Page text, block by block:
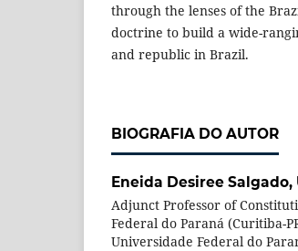
through the lenses of the
doctrine to build a wide-
and republic in Brazil.
BIOGRAFIA DO AUTOR
Eneida Desiree Salgado,
Adjunct Professor of
Federal do Paraná (Curitiba-
Universidade Federal do